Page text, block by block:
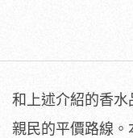
和上述介紹的香
親民的平價路線